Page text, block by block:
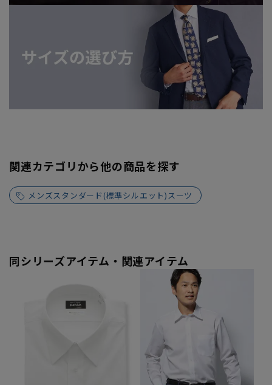
関連カテゴリから他の商品を探す
メンズスタンダード(標準シルエット)スーツ
同シリーズアイテム・関連アイテム